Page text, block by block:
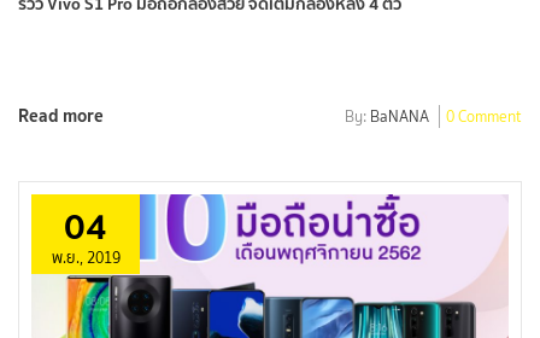
Read more By: BaNANA 0 Comment
04
พ.ย., 2019